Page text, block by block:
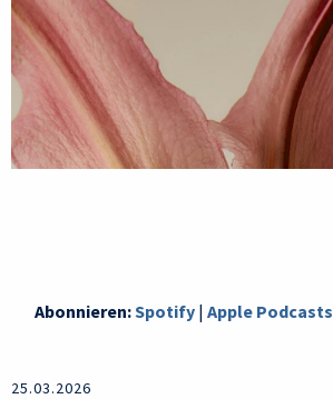
Abonnieren:Spotify |Apple Podcasts
25.03.2026